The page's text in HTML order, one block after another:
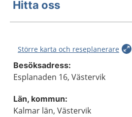
Hitta oss
Större karta och reseplanerare
Besöksadress:
Esplanaden 16, Västervik
Län, kommun:
Kalmar län, Västervik